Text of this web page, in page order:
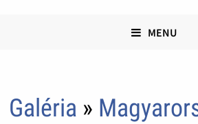
MENU
Galéria »